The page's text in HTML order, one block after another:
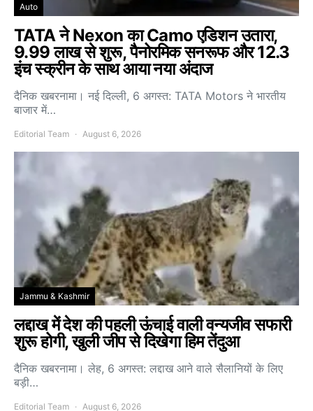
Auto
TATA ने Nexon का Camo एडिशन उतारा,
9.99 लाख से शुरू, पैनोरमिक सनरूफ और 12.3
इंच स्क्रीन के साथ आया नया अंदाज
दैनिक खबरनामा। नई दिल्ली, 6 अगस्त: TATA Motors ने भारतीय
बाजार में…
Editorial Team August 6, 2026
Jammu & Kashmir
लद्दाख में देश की पहली ऊंचाई वाली वन्यजीव सफारी
शुरू होगी, खुली जीप से दिखेगा हिम तेंदुआ
दैनिक खबरनामा। लेह, 6 अगस्त: लद्दाख आने वाले सैलानियों के लिए
बड़ी…
Editorial Team August 6, 2026